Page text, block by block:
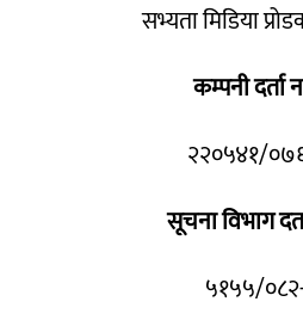
सभ्यता मिडिया
कम्पनी दर्ता
२२०५४१/
सूचना विभाग
५१५५/